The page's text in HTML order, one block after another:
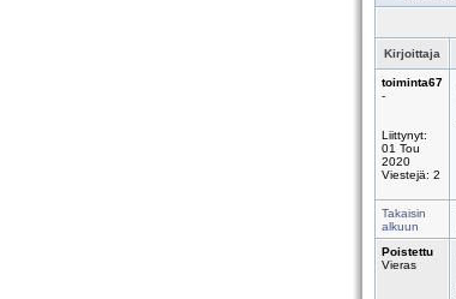
Kirjoittaja
toiminta67
-
Liittynyt:
01 Tou
2020
Viestejä: 2
Takaisin
alkuun
Poistettu
Vieras